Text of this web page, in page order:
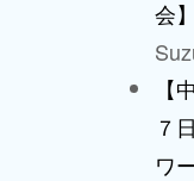
会】
【
７
ワ